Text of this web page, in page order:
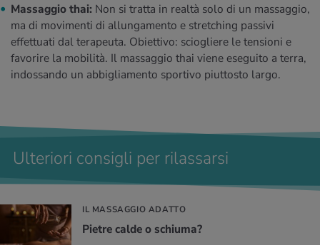
Massaggio thai: Non si tratta in realtà solo di un massaggio,
ma di movimenti di allungamento e stretching passivi
effettuati dal terapeuta. Obiettivo: sciogliere le tensioni e
favorire la mobilità. Il massaggio thai viene eseguito a terra,
indossando un abbigliamento sportivo piuttosto largo.
Ulteriori consigli per rilassarsi
IL MASSAGGIO ADATTO
Pie­tre calde o schiu­ma?